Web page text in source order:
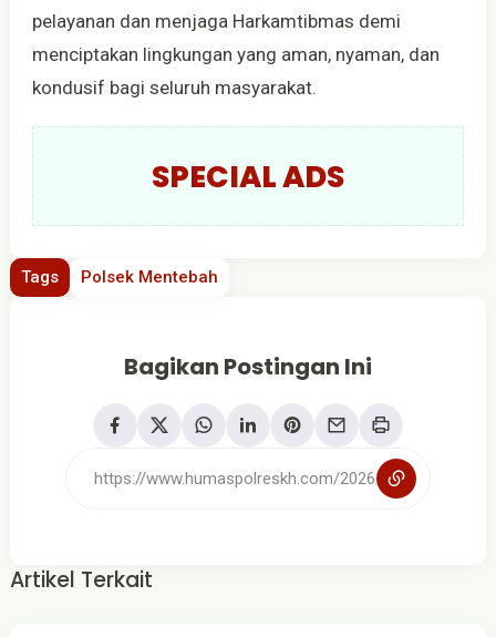
pelayanan dan menjaga Harkamtibmas demi
menciptakan lingkungan yang aman, nyaman, dan
kondusif bagi seluruh masyarakat.
SPECIAL ADS
Tags Polsek Mentebah
Bagikan Postingan Ini
Artikel Terkait